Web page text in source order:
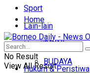
Sport
Lain-lain
OPINI
BUDAYA
Home
Headline
Hukum & Peristiwa
No Result
View All Result